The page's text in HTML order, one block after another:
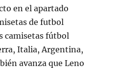
en el apartado
de futbol
camisetas fútbol
Italia, Argentina,
avanza que Leno